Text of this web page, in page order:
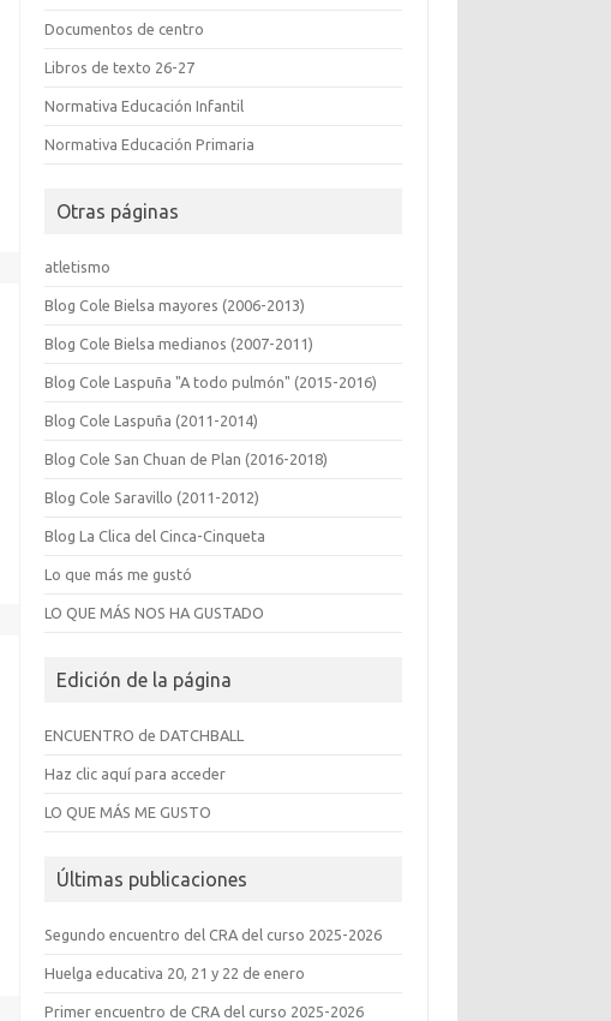
Documentos de centro
Libros de texto 26-27
Normativa Educación Infantil
Normativa Educación Primaria
Otras páginas
atletismo
Blog Cole Bielsa mayores (2006-2013)
Blog Cole Bielsa medianos (2007-2011)
Blog Cole Laspuña "A todo pulmón" (2015-2016)
Blog Cole Laspuña (2011-2014)
Blog Cole San Chuan de Plan (2016-2018)
Blog Cole Saravillo (2011-2012)
Blog La Clica del Cinca-Cinqueta
Lo que más me gustó
LO QUE MÁS NOS HA GUSTADO
Edición de la página
ENCUENTRO de DATCHBALL
Haz clic aquí para acceder
LO QUE MÁS ME GUSTO
Últimas publicaciones
Segundo encuentro del CRA del curso 2025-2026
Huelga educativa 20, 21 y 22 de enero
Primer encuentro de CRA del curso 2025-2026